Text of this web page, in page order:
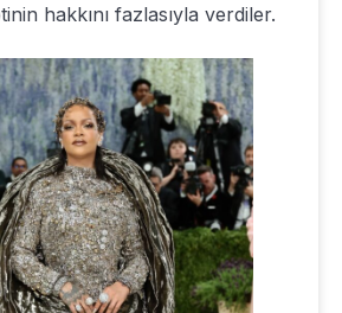
hakkını fazlasıyla verdiler.